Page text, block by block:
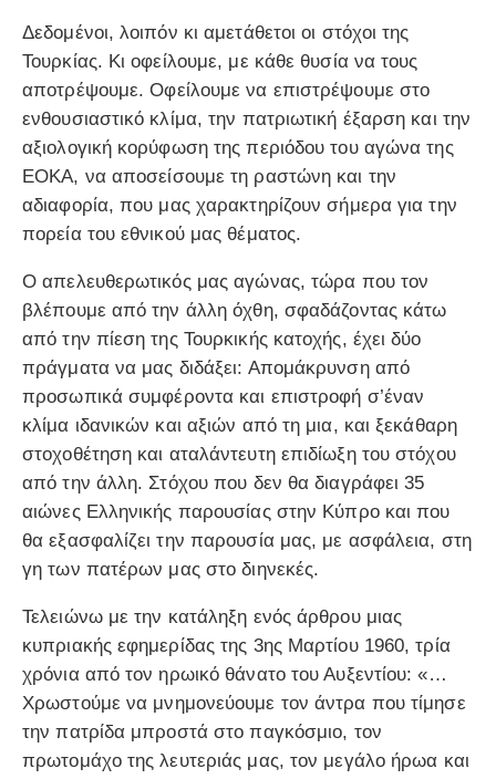
Δεδομένοι, λοιπόν κι αμετάθετοι οι στόχοι της
Τουρκίας. Κι οφείλουμε, με κάθε θυσία να τους
αποτρέψουμε. Οφείλουμε να επιστρέψουμε στο
ενθουσιαστικό κλίμα, την πατριωτική έξαρση και την
αξιολογική κορύφωση της περιόδου του αγώνα της
ΕΟΚΑ, να αποσείσουμε τη ραστώνη και την
αδιαφορία, που μας χαρακτηρίζουν σήμερα για την
πορεία του εθνικού μας θέματος.
Ο απελευθερωτικός μας αγώνας, τώρα που τον
βλέπουμε από την άλλη όχθη, σφαδάζοντας κάτω
από την πίεση της Τουρκικής κατοχής, έχει δύο
πράγματα να μας διδάξει: Απομάκρυνση από
προσωπικά συμφέροντα και επιστροφή σ’έναν
κλίμα ιδανικών και αξιών από τη μια, και ξεκάθαρη
στοχοθέτηση και αταλάντευτη επιδίωξη του στόχου
από την άλλη. Στόχου που δεν θα διαγράφει 35
αιώνες Ελληνικής παρουσίας στην Κύπρο και που
θα εξασφαλίζει την παρουσία μας, με ασφάλεια, στη
γη των πατέρων μας στο διηνεκές.
Τελειώνω με την κατάληξη ενός άρθρου μιας
κυπριακής εφημερίδας της 3ης Μαρτίου 1960, τρία
χρόνια από τον ηρωικό θάνατο του Αυξεντίου: «…
Χρωστούμε να μνημονεύουμε τον άντρα που τίμησε
την πατρίδα μπροστά στο παγκόσμιο, τον
πρωτομάχο της λευτεριάς μας, τον μεγάλο ήρωα και